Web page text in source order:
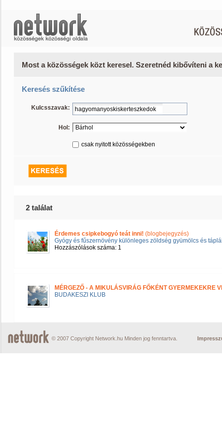
Most a közösségek közt keresel. Szeretnéd kibővíteni a
Keresés szűkítése
Kulcsszavak:
Hol:
csak nyitott közösségekben
2 találat
Érdemes csipkebogyó teát inni! (blogbejegyzés)
Gyógy és fűszernövény különleges zöldség gyümölcs és
Hozzászólások száma: 1
MÉRGEZŐ - A MIKULÁSVIRÁG FŐKÉNT GYERMEKEKRE
BUDAKESZI KLUB
© 2007 Copyright Network.hu Minden jog fenntartva.